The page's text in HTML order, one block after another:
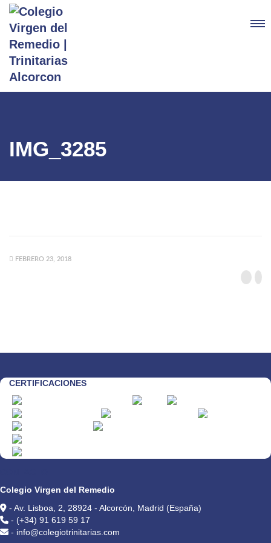
IMG_3285
FEBRERO 23, 2018
CERTIFICACIONES
Colegio Virgen del Remedio
- Av. Lisboa, 2, 28924 - Alcorcón, Madrid (España)
- (+34) 91 619 59 17
- info@colegiotrinitarias.com